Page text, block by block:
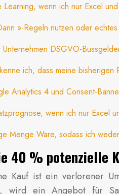
wenn ich nur Excel
»-Regeln nutzen oder
DSGVO-
ich, dass meine bisherigen
Analytics 4 und Consent-
wenn ich nur Excel
Menge Ware, sodass ich
40 % potenzielle
Kauf ist ein verlorener
wird ein Angebot für